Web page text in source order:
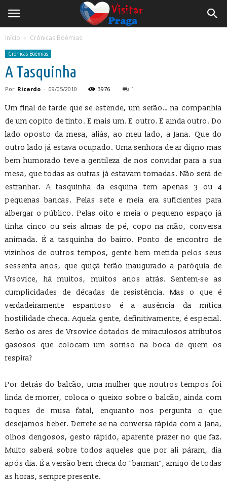
Início Crónicas Boémias
Crónicas Boémias
A Tasquinha
Por Ricardo - 09/05/2010 3976 1
Um final de tarde que se estende, um serão… na companhia
de um copito de tinto. E mais um. E outro. E ainda outro. Do
lado oposto da mesa, aliás, ao meu lado, a Jana. Que do
outro lado já estava ocupado. Uma senhora de ar digno mas
bem humorado teve a gentileza de nos convidar para a sua
mesa, que todas as outras já estavam tomadas. Não será de
estranhar. A tasquinha da esquina tem apenas 3 ou 4
pequenas bancas. Pelas sete e meia era suficientes para
albergar o público. Pelas oito e meia o pequeno espaço já
tinha cinco ou seis almas de pé, copo na mão, conversa
animada. É a tasquinha do bairro. Ponto de encontro de
vizinhos de outros tempos, gente bem metida pelos seus
sessenta anos, que quiçá terão inaugurado a paróquia de
Vrsovice, há muitos, muitos anos atrás. Sentem-se as
cumplicidades de décadas de resistência. Mas o que é
verdadeiramente espantoso é a ausência da mítica
hostilidade checa. Aquela gente, definitivamente, é especial.
Serão os ares de Vrsovice dotados de miraculosos atributos
gasosos que colocam um sorriso na boca de quem os
respira?
Por detrás do balcão, uma mulher que noutros tempos foi
linda de morrer, coloca o queixo sobre o balcão, ainda com
toques de musa fatal, enquanto nos pergunta o que
desejamos beber. Derrete-se na conversa rápida com a Jana,
olhos dengosos, gesto rápido, aparente prazer no que faz.
Muito saberá sobre todos aqueles que por ali páram, dia
após dia. É a versão bem checa do “barman”, amigo de todas
as horas, sempre presente.